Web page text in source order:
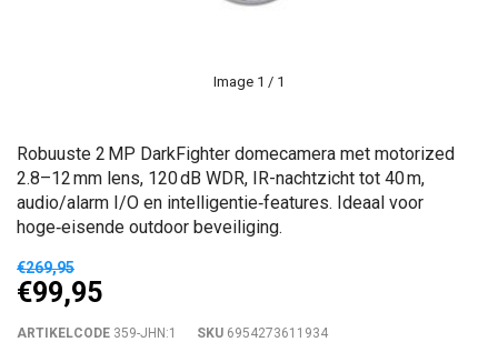
Image 1 / 1
Robuuste 2 MP DarkFighter domecamera met motorized
2.8–12 mm lens, 120 dB WDR, IR-nachtzicht tot 40 m,
audio/alarm I/O en intelligentie‑features. Ideaal voor
hoge‑eisende outdoor beveiliging.
€269,95
€99,95
ARTIKELCODE 359-JHN:1 SKU 6954273611934